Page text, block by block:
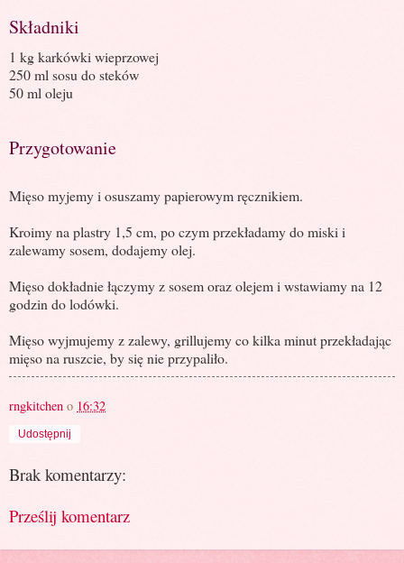
Składniki
1 kg karkówki wieprzowej
250 ml sosu do steków
50 ml oleju
Przygotowanie
Mięso myjemy i osuszamy papierowym ręcznikiem.
Kroimy na plastry 1,5 cm, po czym przekładamy do miski i
zalewamy sosem, dodajemy olej.
Mięso dokładnie łączymy z sosem oraz olejem i wstawiamy na 12
godzin do lodówki.
Mięso wyjmujemy z zalewy, grillujemy co kilka minut przekładając
mięso na ruszcie, by się nie przypaliło.
rngkitchen o 16:32
Udostępnij
Brak komentarzy:
Prześlij komentarz